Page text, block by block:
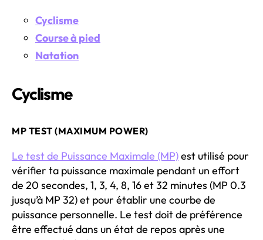
Cyclisme
Course à pied
Natation
Cyclisme
MP TEST (MAXIMUM POWER)
Le test de Puissance Maximale (MP)est utilisé pour
vérifier ta puissance maximale pendant un effort
de 20 secondes, 1, 3, 4, 8, 16 et 32 minutes (MP 0.3
jusqu’à MP 32) et pour établir une courbe de
puissance personnelle. Le test doit de préférence
être effectué dans un état de repos après une